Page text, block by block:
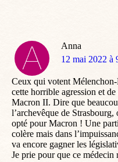
Anna
dit
12 mai 2022 à
Ceux qui votent
cette horrible agression et
Macron II. Dire que
l’archevêque de
opté pour Macron ! Une
colère mais dans
va encore gagner les
Je prie pour que ce médecin